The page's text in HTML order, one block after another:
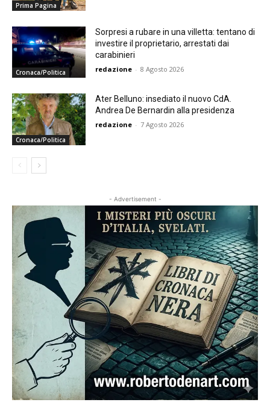
Prima Pagina
Cronaca/Politica
Sorpresi a rubare in una villetta: tentano di
investire il proprietario, arrestati dai
carabinieri
redazione - 8 Agosto 2026
Cronaca/Politica
Ater Belluno: insediato il nuovo CdA.
Andrea De Bernardin alla presidenza
redazione - 7 Agosto 2026
- Advertisement -